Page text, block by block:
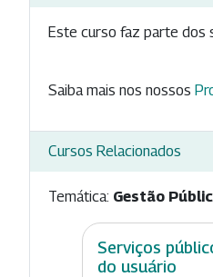
Este curso faz parte dos
Saiba mais nos nossos
Cursos Relacionados
Temática: Gestão
Serviços
do usuário